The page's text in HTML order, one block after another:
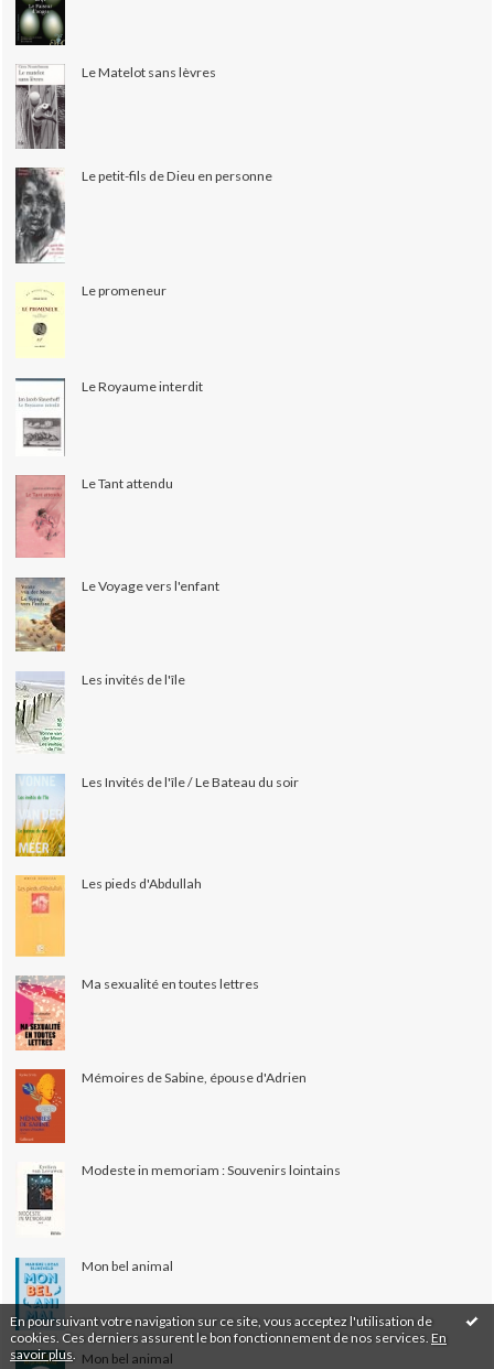
En poursuivant votre navigation sur ce site, vous acceptez l'utilisation de
cookies. Ces derniers assurent le bon fonctionnement de nos services. En
savoir plus
Le Matelot sans lèvres
Le petit-fils de Dieu en personne
Le promeneur
Le Royaume interdit
Le Tant attendu
Le Voyage vers l'enfant
Les invités de l'île
Les Invités de l'île / Le Bateau du soir
Les pieds d'Abdullah
Ma sexualité en toutes lettres
Mémoires de Sabine, épouse d'Adrien
Modeste in memoriam : Souvenirs lointains
Mon bel animal
Mon bel animal